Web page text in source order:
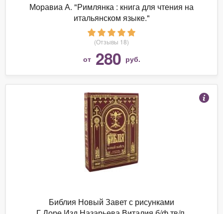
Моравиа А. "Римлянка : книга для чтения на
итальянском языке."
(Отзывы 18)
от 280 руб.
Библия Новый Завет с рисунками